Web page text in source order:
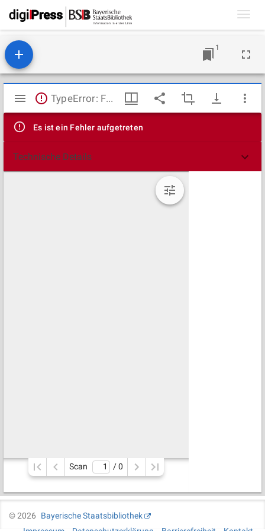
1
Mirador
Viewer
TypeError: Failed to fetch
Es ist ein Fehler aufgetreten
Technische Details
Scan / 0
©2026
Bayerische Staatsbibliothek